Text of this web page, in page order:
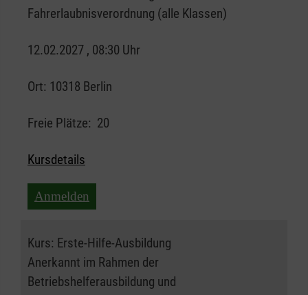
Fahrerlaubnisverordnung (alle Klassen)
12.02.2027 , 08:30 Uhr
Ort: 10318 Berlin
Freie Plätze: 20
Kursdetails
Anmelden
Kurs: Erste-Hilfe-Ausbildung
Anerkannt im Rahmen der
Betriebshelferausbildung und